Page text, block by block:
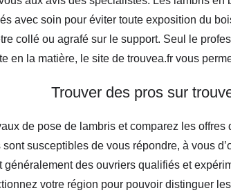
avec soin pour éviter toute exposition du
collé ou agrafé sur le support. Seul le
en la matière, le site de trouvea.fr vous
Trouver des pros sur
de pose de lambris et comparez les
susceptibles de vous répondre, à vous
des ouvriers qualifiés et
votre région pour pouvoir distinguer